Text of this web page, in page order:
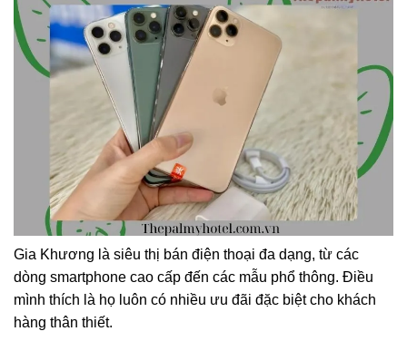
Gia Khương là siêu thị bán điện thoại đa dạng, từ các
dòng smartphone cao cấp đến các mẫu phổ thông. Điều
mình thích là họ luôn có nhiều ưu đãi đặc biệt cho khách
hàng thân thiết.